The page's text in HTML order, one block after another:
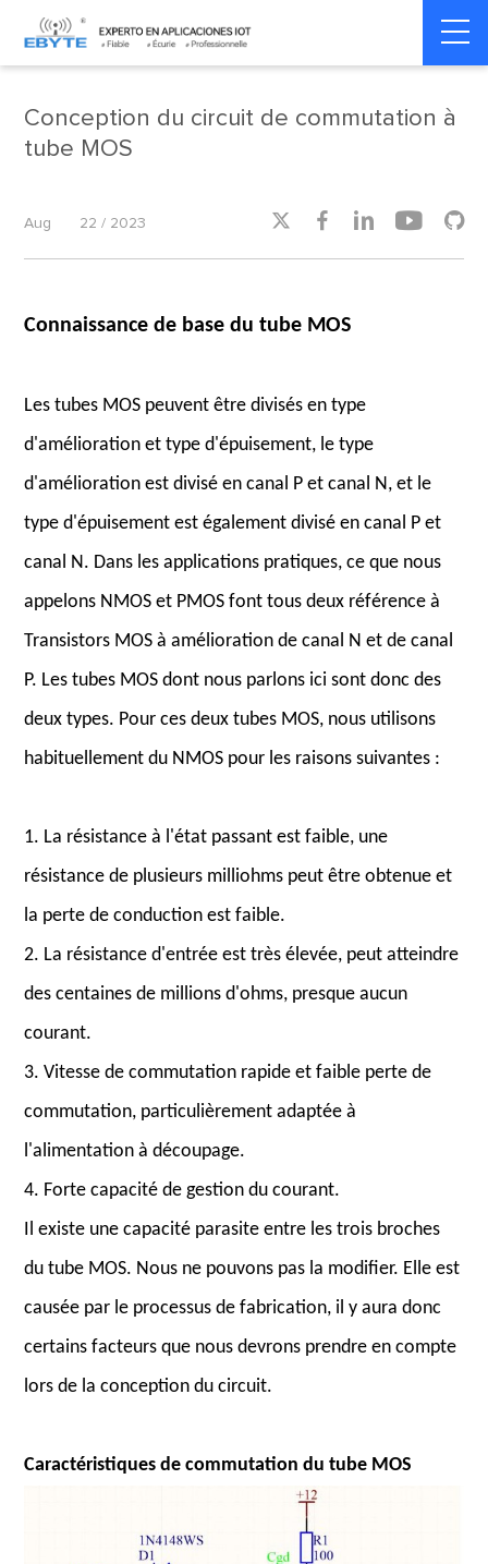
Home > Product dynamics > Product dynamics
Conception du circuit de commutation à
tube MOS
Aug 22 / 2023     
Connaissance de base du tube MOS
Les tubes MOS peuvent être divisés en type
d'amélioration et type d'épuisement, le type
d'amélioration est divisé en canal P et canal N, et le
type d'épuisement est également divisé en canal P et
canal N. Dans les applications pratiques, ce que nous
appelons NMOS et PMOS font tous deux référence à
Transistors MOS à amélioration de canal N et de canal
P. Les tubes MOS dont nous parlons ici sont donc des
deux types. Pour ces deux tubes MOS, nous utilisons
habituellement du NMOS pour les raisons suivantes :
1. La résistance à l'état passant est faible, une
résistance de plusieurs milliohms peut être obtenue et
la perte de conduction est faible.
2. La résistance d'entrée est très élevée, peut atteindre
des centaines de millions d'ohms, presque aucun
courant.
3. Vitesse de commutation rapide et faible perte de
commutation, particulièrement adaptée à
l'alimentation à découpage.
4. Forte capacité de gestion du courant.
Il existe une capacité parasite entre les trois broches
du tube MOS. Nous ne pouvons pas la modifier. Elle est
causée par le processus de fabrication, il y aura donc
certains facteurs que nous devrons prendre en compte
lors de la conception du circuit.
Caractéristiques de commutation du tube MOS